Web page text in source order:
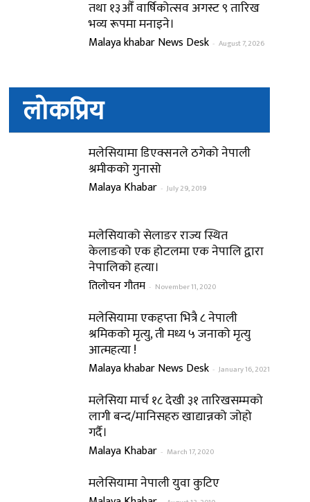
तथा १३औँ वार्षिकोत्सव अगस्ट ९ तारिख
भव्य रूपमा मनाइने।
Malaya khabar News Desk - August 7, 2026
लोकप्रिय
मलेसियामा डिएक्सनले ठगेको नेपाली
श्रमीकको गुनासो
Malaya Khabar - July 29, 2019
मलेसियाको सेलाङर राज्य स्थित
केलाङको एक होटलमा एक नेपालि द्वारा
नेपालिको हत्या।
तिलोचन गौतम - November 11, 2020
मलेसियामा एकहप्ता भित्रै ८ नेपाली
श्रमिकको मृत्यु, ती मध्य ५ जनाको मृत्यु
आत्महत्या !
Malaya khabar News Desk - January 16, 2021
मलेसिया मार्च १८ देखी ३१ तारिखसम्मको
लागी बन्द/मानिसहरु खाद्यान्नको जोहो
गर्दै।
Malaya Khabar - March 17, 2020
मलेसियामा नेपाली युवा कुटिए